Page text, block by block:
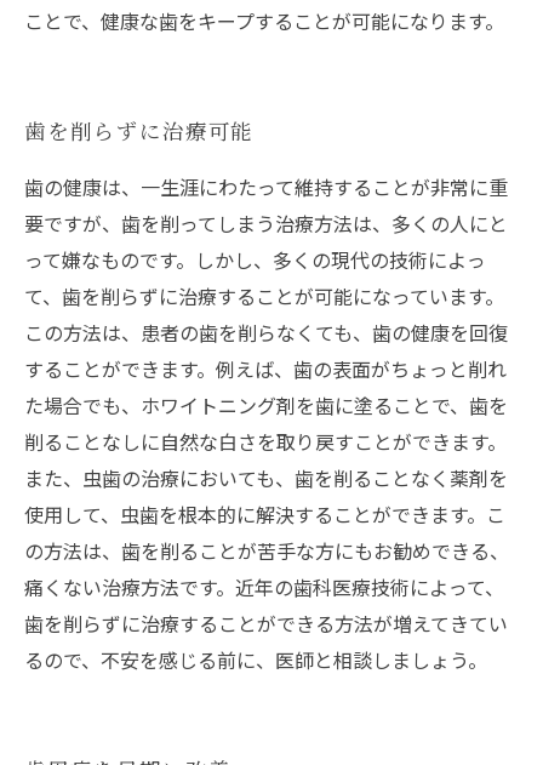
ことで、健康な歯をキープすることが可能になります。
歯を削らずに治療可能
歯の健康は、一生涯にわたって維持することが非常に重
要ですが、歯を削ってしまう治療方法は、多くの人にと
って嫌なものです。しかし、多くの現代の技術によっ
て、歯を削らずに治療することが可能になっています。
この方法は、患者の歯を削らなくても、歯の健康を回復
することができます。例えば、歯の表面がちょっと削れ
た場合でも、ホワイトニング剤を歯に塗ることで、歯を
削ることなしに自然な白さを取り戻すことができます。
また、虫歯の治療においても、歯を削ることなく薬剤を
使用して、虫歯を根本的に解決することができます。こ
の方法は、歯を削ることが苦手な方にもお勧めできる、
痛くない治療方法です。近年の歯科医療技術によって、
歯を削らずに治療することができる方法が増えてきてい
るので、不安を感じる前に、医師と相談しましょう。